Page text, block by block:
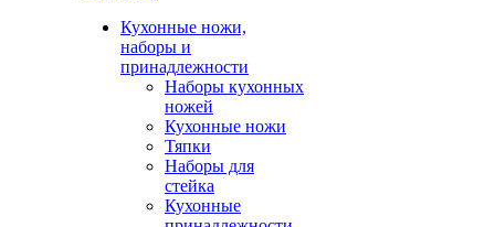
Кухонные ножи,
наборы и
принадлежности
Наборы кухонных
ножей
Кухонные ножи
Тяпки
Наборы для
стейка
Кухонные